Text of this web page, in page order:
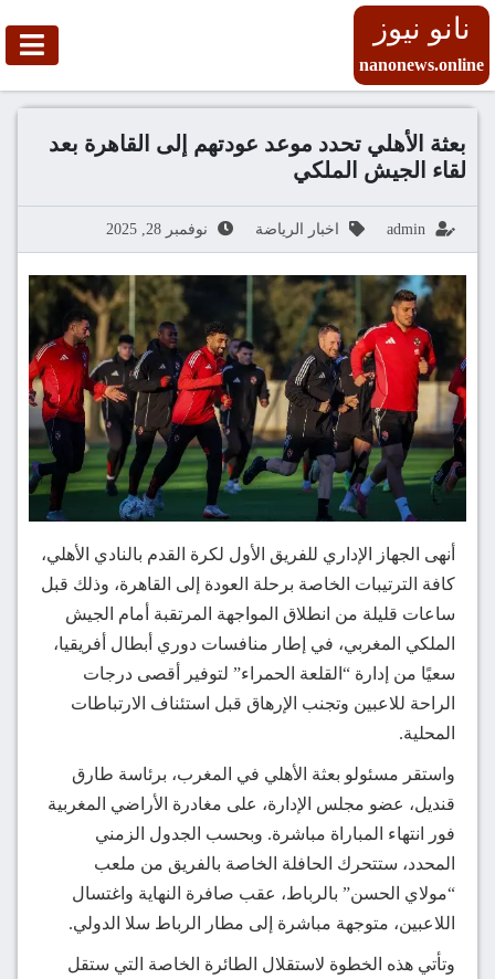
نانو نيوز
nanonews.online
بعثة الأهلي تحدد موعد عودتهم إلى القاهرة بعد
لقاء الجيش الملكي
admin اخبار الرياضة نوفمبر 28, 2025
أنهى الجهاز الإداري للفريق الأول لكرة القدم بالنادي الأهلي،
كافة الترتيبات الخاصة برحلة العودة إلى القاهرة، وذلك قبل
ساعات قليلة من انطلاق المواجهة المرتقبة أمام الجيش
الملكي المغربي، في إطار منافسات دوري أبطال أفريقيا،
سعيًا من إدارة “القلعة الحمراء” لتوفير أقصى درجات
الراحة للاعبين وتجنب الإرهاق قبل استئناف الارتباطات
المحلية.
واستقر مسئولو بعثة الأهلي في المغرب، برئاسة طارق
قنديل، عضو مجلس الإدارة، على مغادرة الأراضي المغربية
فور انتهاء المباراة مباشرة. وبحسب الجدول الزمني
المحدد، ستتحرك الحافلة الخاصة بالفريق من ملعب
“مولاي الحسن” بالرباط، عقب صافرة النهاية واغتسال
اللاعبين، متوجهة مباشرة إلى مطار الرباط سلا الدولي.
وتأتي هذه الخطوة لاستقلال الطائرة الخاصة التي ستقل